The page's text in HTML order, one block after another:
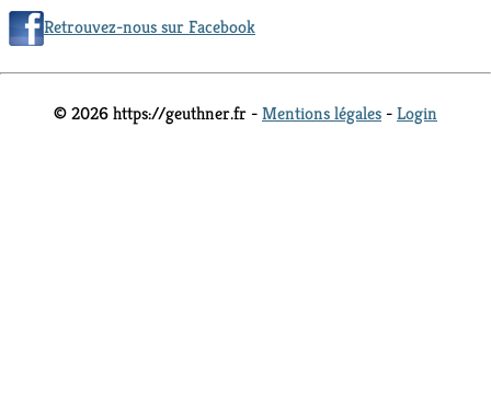
Retrouvez-nous sur Facebook
© 2026 https://geuthner.fr -Mentions légales -Login